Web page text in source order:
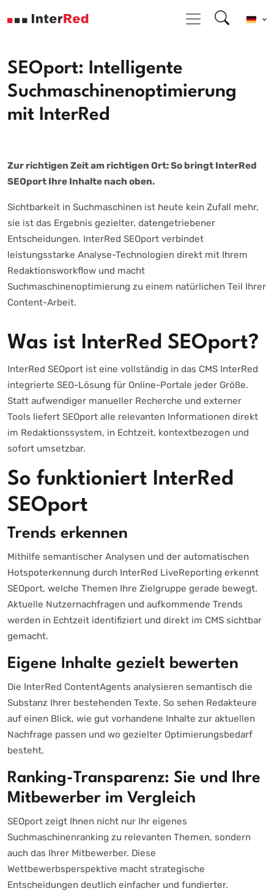
SEOport: Intelligente
Suchmaschinenoptimierung
mit InterRed
Zur richtigen Zeit am richtigen Ort: So bringt InterRed
SEOport Ihre Inhalte nach oben.
Sichtbarkeit in Suchmaschinen ist heute kein Zufall mehr,
sie ist das Ergebnis gezielter, datengetriebener
Entscheidungen. InterRed SEOport verbindet
leistungsstarke Analyse-Technologien direkt mit Ihrem
Redaktionsworkflow und macht
Suchmaschinenoptimierung zu einem natürlichen Teil Ihrer
Content-Arbeit.
Was ist InterRed SEOport?
InterRed SEOport ist eine vollständig in das CMS InterRed
integrierte SEO-Lösung für Online-Portale jeder Größe.
Statt aufwendiger manueller Recherche und externer
Tools liefert SEOport alle relevanten Informationen direkt
im Redaktionssystem, in Echtzeit, kontextbezogen und
sofort umsetzbar.
So funktioniert InterRed
SEOport
Trends erkennen
Mithilfe semantischer Analysen und der automatischen
Hotspoterkennung durch InterRed LiveReporting erkennt
SEOport, welche Themen Ihre Zielgruppe gerade bewegt.
Aktuelle Nutzernachfragen und aufkommende Trends
werden in Echtzeit identifiziert und direkt im CMS sichtbar
gemacht.
Eigene Inhalte gezielt bewerten
Die InterRed ContentAgents analysieren semantisch die
Substanz Ihrer bestehenden Texte. So sehen Redakteure
auf einen Blick, wie gut vorhandene Inhalte zur aktuellen
Nachfrage passen und wo gezielter Optimierungsbedarf
besteht.
Ranking-Transparenz: Sie und Ihre
Mitbewerber im Vergleich
SEOport zeigt Ihnen nicht nur Ihr eigenes
Suchmaschinenranking zu relevanten Themen, sondern
auch das Ihrer Mitbewerber. Diese
Wettbewerbsperspektive macht strategische
Entscheidungen deutlich einfacher und fundierter.